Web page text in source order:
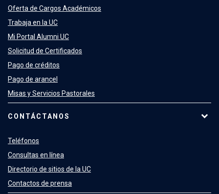
Oferta de Cargos Académicos
Trabaja en la UC
Mi Portal Alumni UC
Solicitud de Certificados
Pago de créditos
Pago de arancel
Misas y Servicios Pastorales
CONTÁCTANOS
Teléfonos
Consultas en línea
Directorio de sitios de la UC
Contactos de prensa